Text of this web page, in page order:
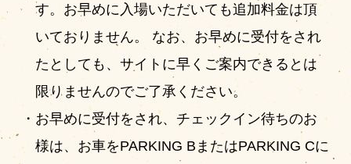
す。お早めに入場いただいても追加料金は頂
いておりません。 なお、お早めに受付をされ
たとしても、サイトに早くご案内できるとは
限りませんのでご了承ください。
お早めに受付をされ、チェックイン待ちのお
様は、お車をPARKING BまたはPARKING Cに